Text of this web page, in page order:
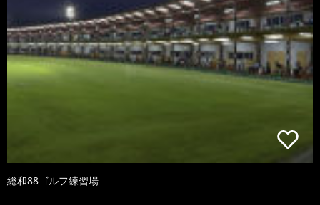
総和88ゴルフ練習場